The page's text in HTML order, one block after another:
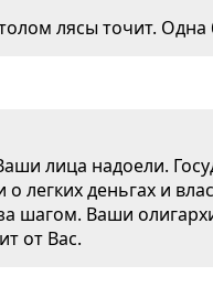
лясы точит. Одна
лица надоели.
деньгах и
шагом. Ваши
от Вас.